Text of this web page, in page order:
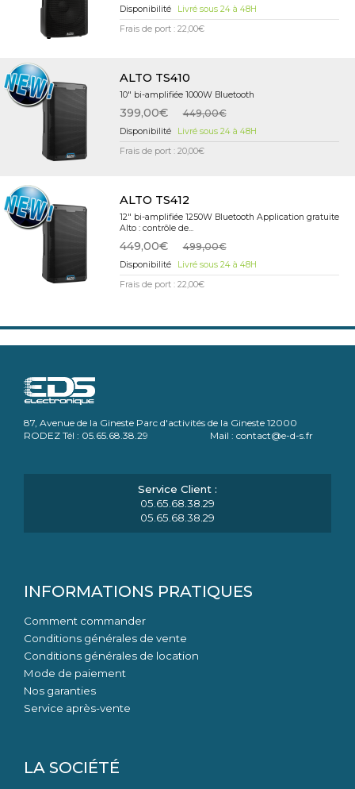
Livré sous 24 à 48H
Frais de port : 22,00€
ALTO TS410
10" bi-amplifiée 1000W Bluetooth
399,00€ 449,00€
Livré sous 24 à 48H
Frais de port : 20,00€
ALTO TS412
12" bi-amplifiée 1250W Bluetooth Application gratuite
Alto : contrôle de...
449,00€ 499,00€
Livré sous 24 à 48H
Frais de port : 22,00€
87, Avenue de la Gineste Parc d'activités de la Gineste 12000
RODEZ Tél : 05.65.68.38.29 Mail : contact@e-d-s.fr
05.65.68.38.29
05.65.68.38.29
INFORMATIONS PRATIQUES
Comment commander
Conditions générales de vente
Conditions générales de location
Mode de paiement
Nos garanties
Service après-vente
LA SOCIÉTÉ